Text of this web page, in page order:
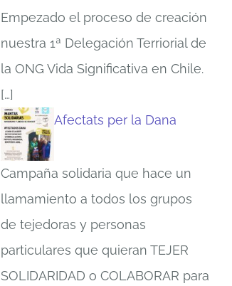
Empezado el proceso de creación
nuestra 1ª Delegación Terriorial de
la ONG Vida Significativa en Chile.
[…]
Afectats per la Dana
Campaña solidaria que hace un
llamamiento a todos los grupos
de tejedoras y personas
particulares que quieran TEJER
SOLIDARIDAD o COLABORAR para